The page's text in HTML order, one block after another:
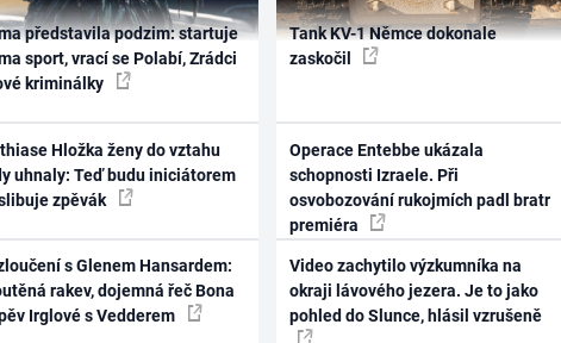
představila podzim: startuje
sport, vrací se Polabí, Zrádci
kriminálky
Hložka ženy do vztahu
uhnaly: Teď budu iniciátorem
zpěvák
s Glenem Hansardem:
rakev, dojemná řeč Bona
Irglové s Vedderem
Tank KV-1 Němce dokonale
zaskočil
Operace Entebbe ukázala
schopnosti Izraele. Při
osvobozování rukojmích padl bratr
premiéra
Video zachytilo výzkumníka na
okraji lávového jezera. Je to jako
pohled do Slunce, hlásil vzrušeně